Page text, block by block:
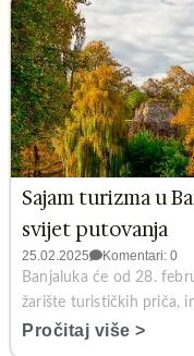
Sajam turizma u
svijet putovanja
25.02.2025
Komentari: 0
Banjaluka će od 28.
žarište turističkih priča,
Pročitaj više >